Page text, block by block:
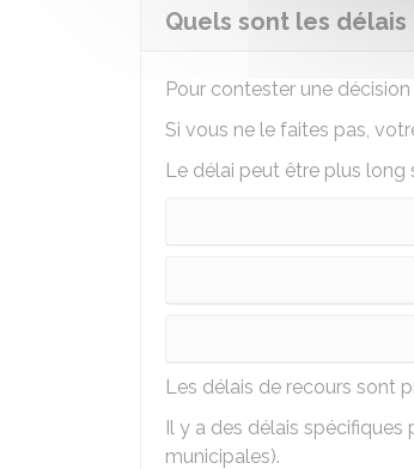
Quels sont les
Pour contester une
Si vous ne le faites pas,
Le délai peut être plus long
Les délais de recours sont
Il y a des délais
municipales).